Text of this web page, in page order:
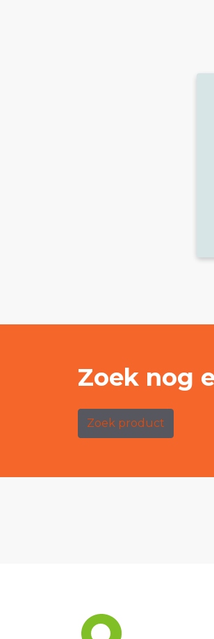
Zoek nog
Zoek product